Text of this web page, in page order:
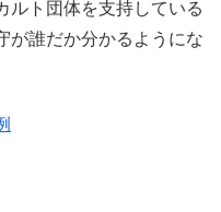
ルト団体を支持している
が誰だか分かるようにな